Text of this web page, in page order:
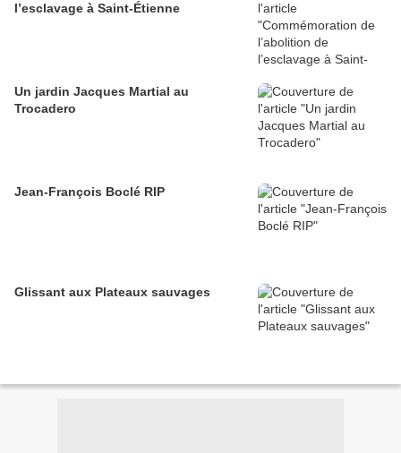
l’esclavage à Saint-Étienne
Un jardin Jacques Martial au
Trocadero
Jean-François Boclé RIP
Glissant aux Plateaux sauvages